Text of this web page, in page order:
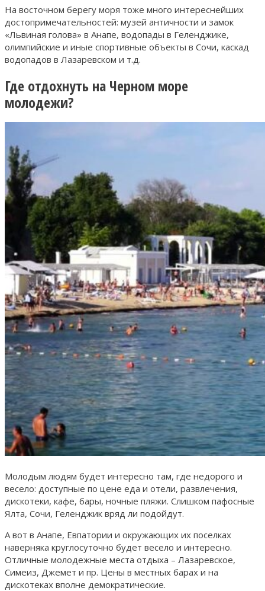
На восточном берегу моря тоже много интереснейших
достопримечательностей: музей античности и замок
«Львиная голова» в Анапе, водопады в Геленджике,
олимпийские и иные спортивные объекты в Сочи, каскад
водопадов в Лазаревском и т.д.
Где отдохнуть на Черном море
молодежи?
Молодым людям будет интересно там, где недорого и
весело: доступные по цене еда и отели, развлечения,
дискотеки, кафе, бары, ночные пляжи. Слишком пафосные
Ялта, Сочи, Геленджик вряд ли подойдут.
А вот в Анапе, Евпатории и окружающих их поселках
наверняка круглосуточно будет весело и интересно.
Отличные молодежные места отдыха – Лазаревское,
Симеиз, Джемет и пр. Цены в местных барах и на
дискотеках вполне демократические.